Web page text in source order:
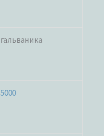
гальваника
5000